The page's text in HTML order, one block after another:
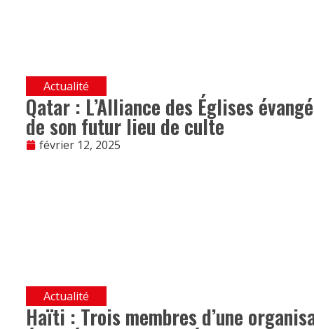
Actualité
Qatar : L’Alliance des Églises
de son futur lieu de culte
février 12, 2025
Actualité
Haïti : Trois membres d’une